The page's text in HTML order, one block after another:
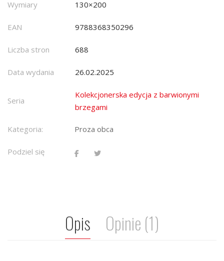
Wymiary 130×200
EAN 9788368350296
Liczba stron 688
Data wydania 26.02.2025
Seria
Kolekcjonerska edycja z barwionymi
brzegami
Kategoria: Proza obca
Podziel się
Opis Opinie (1)